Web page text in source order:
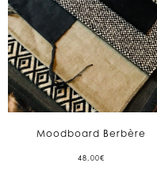
Moodboard Berbère
48,00€